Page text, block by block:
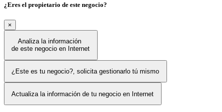
¿Eres el propietario de este negocio?
×
Analiza la información
de este negocio en Internet
¿Este es tu negocio?, solicita gestionarlo tú mismo
Actualiza la información de tu negocio en Internet